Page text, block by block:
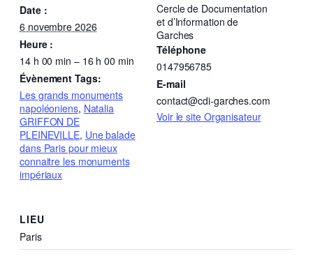
Date :
6 novembre 2026
Heure :
14 h 00 min – 16 h 00 min
Évènement Tags:
Les grands monuments
napoléoniens, Natalia
GRIFFON DE
PLEINEVILLE, Une balade
dans Paris pour mieux
connaitre les monuments
impériaux
Cercle de Documentation
et d’Information de
Garches
Téléphone
0147956785
E-mail
contact@cdi-garches.com
Voir le site Organisateur
LIEU
Paris